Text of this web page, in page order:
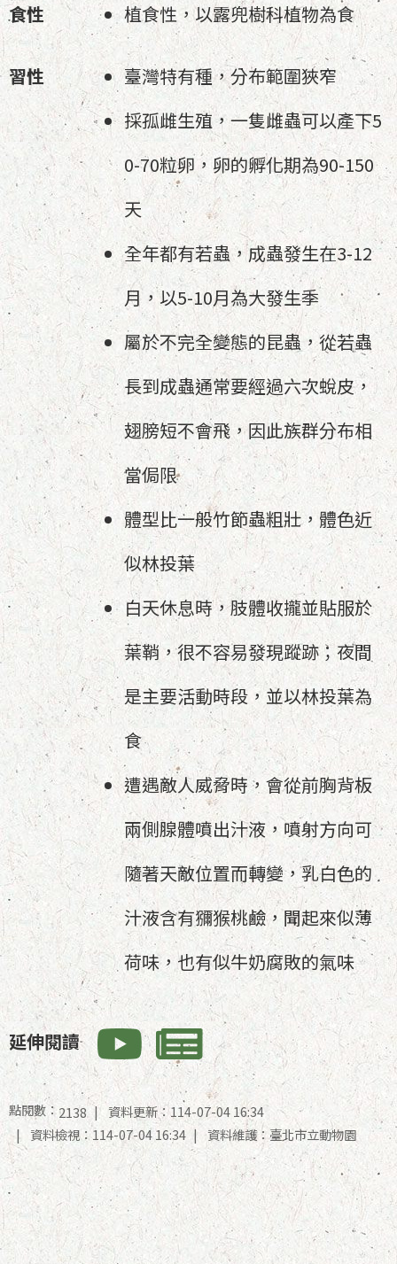
食性 植食性，以露兜樹科植物為食
習性
臺灣特有種，分布範圍狹窄
採孤雌生殖，一隻雌蟲可以產下5
0-70粒卵，卵的孵化期為90-150
天
全年都有若蟲，成蟲發生在3-12
月，以5-10月為大發生季
屬於不完全變態的昆蟲，從若蟲
長到成蟲通常要經過六次蛻皮，
翅膀短不會飛，因此族群分布相
當侷限
體型比一般竹節蟲粗壯，體色近
似林投葉
白天休息時，肢體收攏並貼服於
葉鞘，很不容易發現蹤跡；夜間
是主要活動時段，並以林投葉為
食
遭遇敵人威脅時，會從前胸背板
兩側腺體噴出汁液，噴射方向可
隨著天敵位置而轉變，乳白色的
汁液含有獼猴桃鹼，聞起來似薄
荷味，也有似牛奶腐敗的氣味
延伸閱讀
點閱數： 2138
資料更新：114-07-04 16:34
資料檢視：114-07-04 16:34
資料維護：臺北市立動物園